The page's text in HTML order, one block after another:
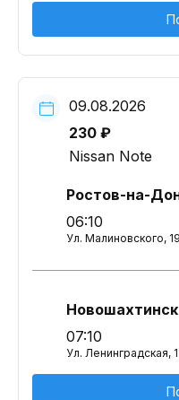
09.08.2026
230 ₽
Nissan Note
Ростов-на-
06:10
Ул. Малиновского,
Новошахтинск
07:10
Ул. Ленинградская,